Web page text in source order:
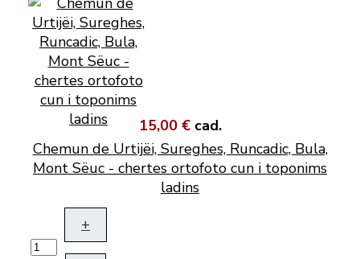
15,00 € cad.
Chemun de Urtijëi, Sureghes, Runcadic, Bula,
Mont Sëuc - chertes ortofoto cun i toponims
ladins
+